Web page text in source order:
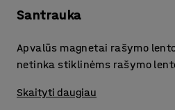
Santrauka
Apvalūs magnetai rašymo
netinka stiklinėms rašymo
Skaityti daugiau